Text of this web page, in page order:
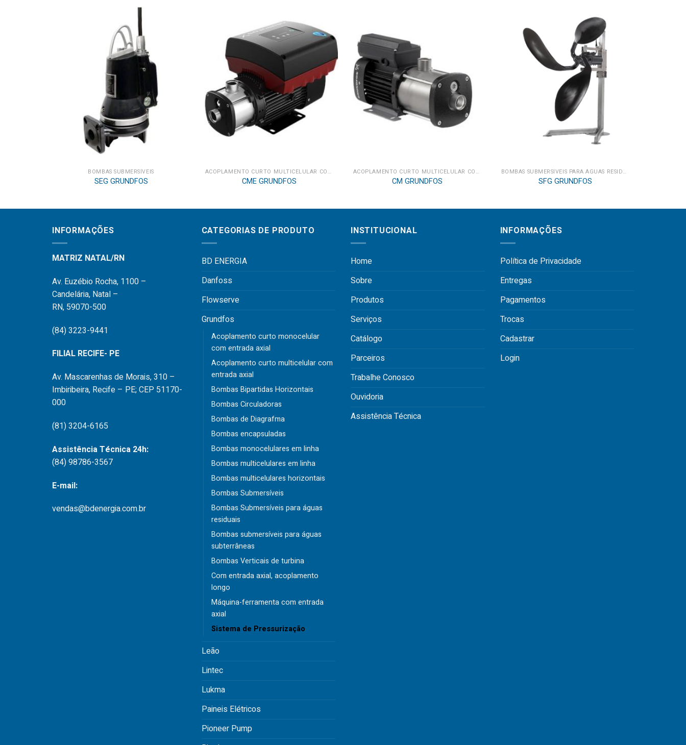
BOMBAS SUBMERSÍVEIS
SEG GRUNDFOS
Add to
wishlist
ACOPLAMENTO CURTO MULTICELULAR COM ENTRADA AXIAL
CME GRUNDFOS
ACOPLAMENTO CURTO MULTICELULAR COM ENTRADA AXIAL
CM GRUNDFOS
wishlist
BOMBAS SUBMERSÍVEIS PARA ÁGUAS RESIDUAIS
SFG GRUNDFOS
INFORMAÇÕES
MATRIZ NATAL/RN
Av. Euzébio Rocha, 1100 –
Candelária, Natal –
RN, 59070-500
(84) 3223-9441
FILIAL RECIFE- PE
Av. Mascarenhas de Morais, 310 –
Imbiribeira, Recife – PE; CEP 51170-
000
(81) 3204-6165
Assistência Técnica 24h:
(84) 98786-3567
E-mail:
vendas@bdenergia.com.br
CATEGORIAS DE PRODUTO
BD ENERGIA
Danfoss
Flowserve
Grundfos
Acoplamento curto monocelular
com entrada axial
Acoplamento curto multicelular com
entrada axial
Bombas Bipartidas Horizontais
Bombas Circuladoras
Bombas de Diagrafma
Bombas encapsuladas
Bombas monocelulares em linha
Bombas multicelulares em linha
Bombas multicelulares horizontais
Bombas Submersíveis
Bombas Submersíveis para águas
residuais
Bombas submersíveis para águas
subterrâneas
Bombas Verticais de turbina
Com entrada axial, acoplamento
longo
Máquina-ferramenta com entrada
axial
Sistema de Pressurização
Leão
Lintec
Lukma
Paineis Elétricos
Pioneer Pump
INSTITUCIONAL
Home
Sobre
Produtos
Serviços
Catálogo
Parceiros
Trabalhe Conosco
Ouvidoria
Assistência Técnica
INFORMAÇÕES
Política de Privacidade
Entregas
Pagamentos
Trocas
Cadastrar
Login